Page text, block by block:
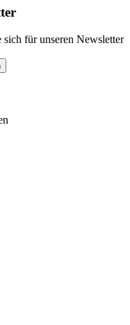
für unseren Newsletter